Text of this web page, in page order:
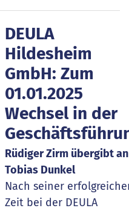
DEULA
Hildesheim
GmbH: Zum
01.01.2025
Wechsel in der
Rüdiger Zirm übergibt an
Tobias Dunkel
Nach seiner
Zeit bei der DEULA